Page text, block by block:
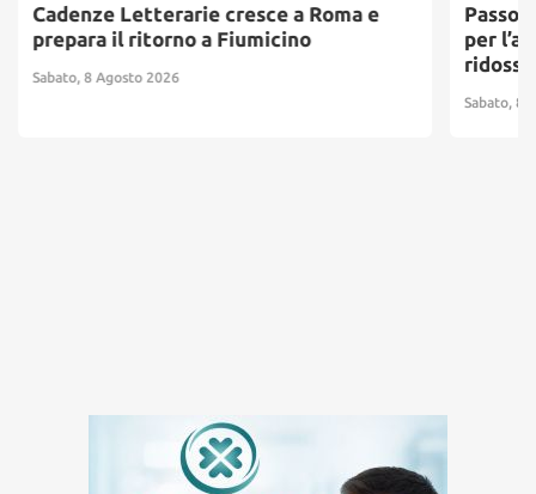
Cadenze Letterarie cresce a Roma e
prepara il ritorno a Fiumicino
Sabato, 8 Agosto 2026
per
Sabato, 8